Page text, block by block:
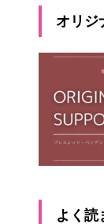
オリジ
よく読